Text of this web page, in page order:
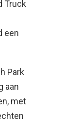
Truck
een
Park
aan
met